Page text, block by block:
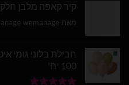
קיר קאפה מלבן חלק 1.80X90 מטר
מאת wemanage wemanage
100 יח'